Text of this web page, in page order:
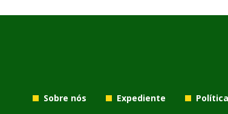
Sobre nós Expediente